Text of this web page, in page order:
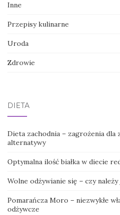
Inne
Przepisy kulinarne
Uroda
Zdrowie
DIETA
Dieta zachodnia – zagrożenia
alternatywy
Optymalna ilość białka w diecie
Wolne odżywianie się – czy
Pomarańcza Moro – niezwykłe
odżywcze